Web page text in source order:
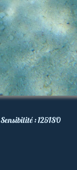
Sensibilité :125ISO